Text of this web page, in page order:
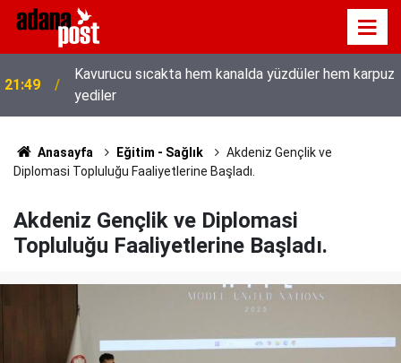
21:49
Kavurucu sıcakta hem kanalda yüzdüler hem karpuz
yediler
21:31
İletişim Başkanı Duran’ın “Dijital Egemenlik
İletişim Vizyonu” başlıklı makales
Anasayfa Eğitim - Sağlık
Akdeniz Gençlik ve
Diplomasi Topluluğu Faaliyetlerine Başladı.
Akdeniz Gençlik ve Diplomasi
Topluluğu Faaliyetlerine Başladı.